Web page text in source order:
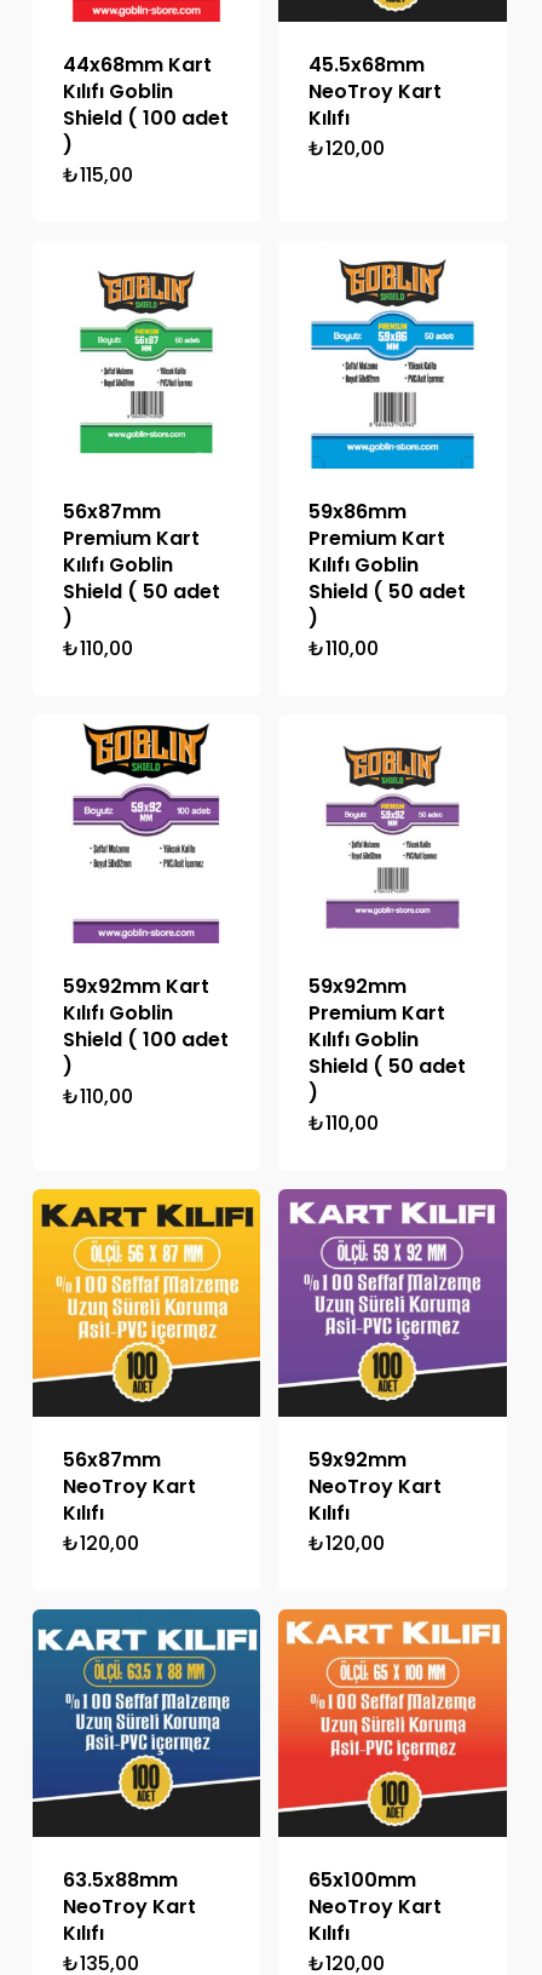
44x68mm Kart
Kılıfı Goblin
Shield ( 100 adet
)
₺115,00
45.5x68mm
NeoTroy Kart
Kılıfı
₺120,00
56x87mm
Premium Kart
Kılıfı Goblin
Shield ( 50 adet
)
₺110,00
59x86mm
Premium Kart
Kılıfı Goblin
Shield ( 50 adet
)
₺110,00
59x92mm Kart
Kılıfı Goblin
Shield ( 100 adet
)
₺110,00
59x92mm
Premium Kart
Kılıfı Goblin
Shield ( 50 adet
)
₺110,00
56x87mm
NeoTroy Kart
Kılıfı
₺120,00
59x92mm
NeoTroy Kart
Kılıfı
₺120,00
63.5x88mm
NeoTroy Kart
Kılıfı
₺135,00
65x100mm
NeoTroy Kart
Kılıfı
₺120,00